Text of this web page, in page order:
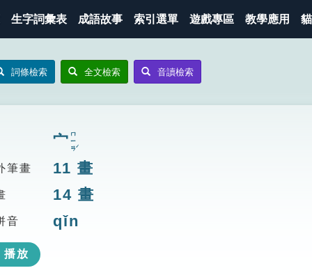
生字詞彙表 成語故事 索引選單 遊戲專區 教學應用
詞條檢索 全文檢索 音讀檢索
宀ㄇㄧㄢˊ
筆畫 11 畫
14 畫
音 qǐn
播放